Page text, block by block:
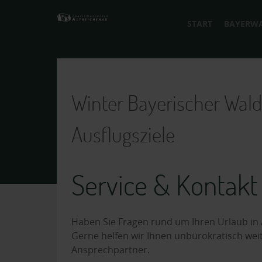
START
Winter Bayerischer
Ausflugsziele
Service & Kontakt
Haben Sie Fragen rund um Ihren Urlaub
Gerne helfen wir Ihnen unbürokratisch
Ansprechpartner.